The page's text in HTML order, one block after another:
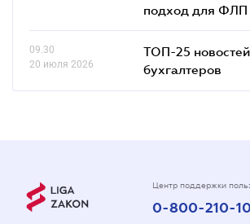
подход для ФЛП
09.30
20 июля 2026
ТОП-25
бухгалтеров
Центр поддержки
0-800-210-